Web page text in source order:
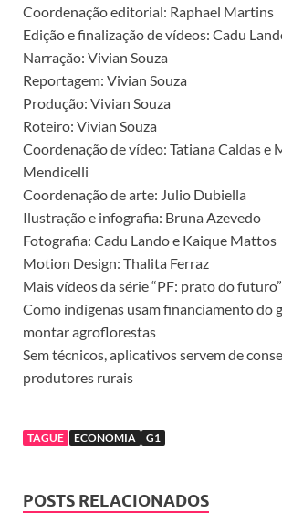
Coordenação editorial: Raphael Martins
Edição e finalização de vídeos: Cadu
Narração: Vivian Souza
Reportagem: Vivian Souza
Produção: Vivian Souza
Roteiro: Vivian Souza
Coordenação de vídeo: Tatiana Caldas e
Mendicelli
Coordenação de arte: Julio Dubiella
Ilustração e infografia: Bruna Azevedo
Fotografia: Cadu Lando e Kaique Mattos
Motion Design: Thalita Ferraz
Mais vídeos da série “PF: prato do futuro”
Como indígenas usam financiamento do
montar agroflorestas
Sem técnicos, aplicativos servem de
produtores rurais
TAGUE ECONOMIA G1
POSTS RELACIONADOS